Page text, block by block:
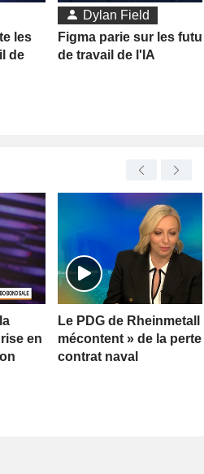
les
de
Dylan Field
Figma parie sur les
de travail de l'IA
en
Le PDG de
mécontent » de la
contrat naval